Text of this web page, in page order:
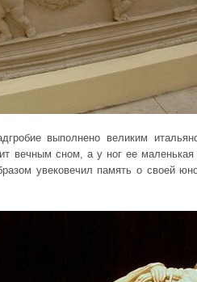
выполнено великим
вечным сном, а у ног ее маленькая
увековечил память о своей